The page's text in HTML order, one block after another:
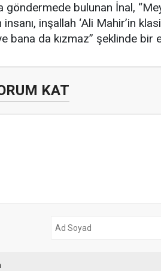
göndermede bulunan İnal,
inşallah ‘Ali Mahir’in
bana da kızmaz” şeklinde
KAT